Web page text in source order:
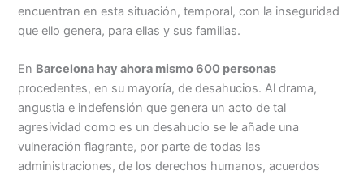
encuentran en esta situación, temporal, con la inseguridad
que ello genera, para ellas y sus familias.
En Barcelona hay ahora mismo 600 personas
procedentes, en su mayoría, de desahucios. Al drama,
angustia e indefensión que genera un acto de tal
agresividad como es un desahucio se le añade una
vulneración flagrante, por parte de todas las
administraciones, de los derechos humanos, acuerdos